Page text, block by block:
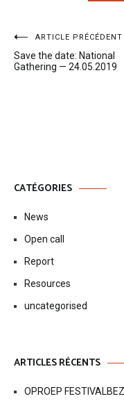
Navigation
de
ARTICLE PRÉCÉDENT
Save the date: National
Gathering — 24.05.2019
CATÉGORIES
News
Open call
Report
Resources
uncategorised
ARTICLES RÉCENTS
OPROEP